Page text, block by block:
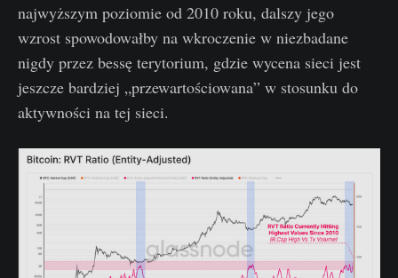
najwyższym poziomie od 2010 roku, dalszy jego
wzrost spowodowałby na wkroczenie w niezbadane
nigdy przez bessę terytorium, gdzie wycena sieci jest
jeszcze bardziej „przewartościowana” w stosunku do
aktywności na tej sieci.